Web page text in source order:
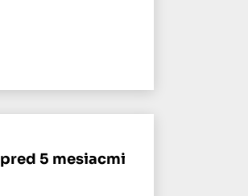
pred 5 mesiacmi